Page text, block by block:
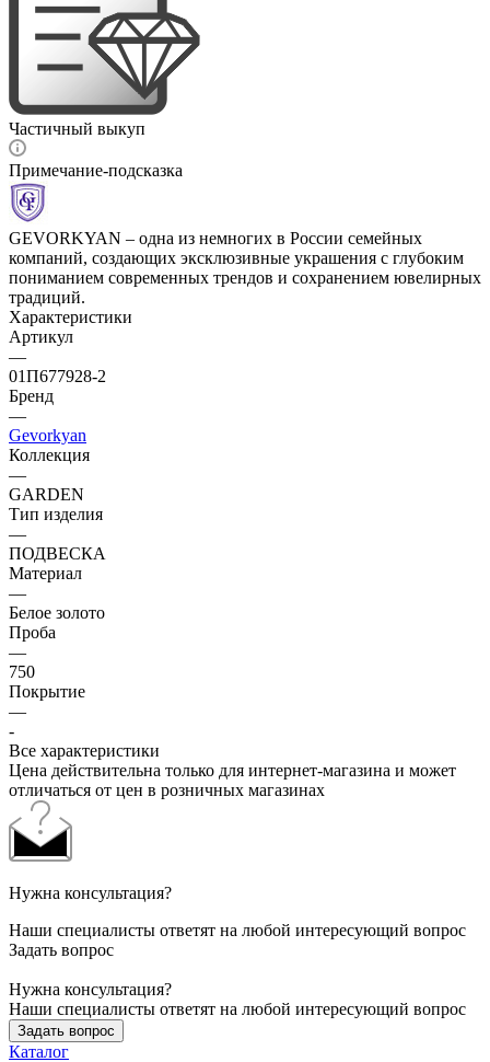
Частичный выкуп
Примечание-подсказка
GEVORKYAN – одна из немногих в России семейных
компаний, создающих эксклюзивные украшения с глубоким
пониманием современных трендов и сохранением ювелирных
традиций.
Характеристики
Артикул
—
01П677928-2
Бренд
—
Gevorkyan
Коллекция
—
GARDEN
Тип изделия
—
ПОДВЕСКА
Материал
—
Белое золото
Проба
—
750
Покрытие
—
-
Все характеристики
Цена действительна только для интернет-магазина и может
отличаться от цен в розничных магазинах
Нужна консультация?
Наши специалисты ответят на любой интересующий вопрос
Задать вопрос
Нужна консультация?
Наши специалисты ответят на любой интересующий вопрос
Задать вопрос
Каталог